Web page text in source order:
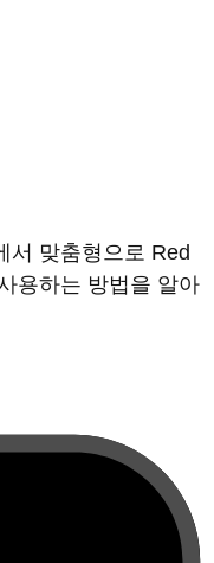
서 맞춤형으로 Red
용하는 방법을 알아